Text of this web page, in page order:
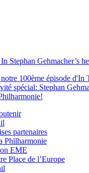
Stephan Gehmacher’s
100ème épisode d'In
spécial: Stephan
partenaires
Philharmonie
EME
Place de l’Europe